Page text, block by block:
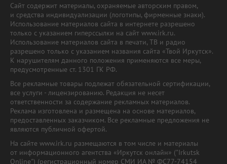
Сайт содержит материалы, охраняемые авторским правом,
и средства индивидуализации (логотипы, фирменные знаки).
Использование материалов сайта в интернете разрешено
только с указанием гиперссылки на сайт www.irk.ru.
Использование материалов сайта в печати, ТВ и радио
разрешено только с указанием названия сайта «Твой Иркутск».
К нарушителям данного положения применяются все меры,
предусмотренные ст. 1301 ГК РФ.
Все рекламные товары подлежат обязательной сертификации,
все услуги - лицензированию. Редакция не несет
ответственности за содержание рекламных материалов.
Реклама изготовлена и размещена на основе материалов,
предоставленных заказчиком. Все рекламные предложения не
являются публичной офертой.
На сайте www.irk.ru размещаются в том числе и материалы
от информационного агентства «Иркутск онлайн» ("Irkutsk
Online") (регистрационный номер СМИ ИА № ФС77-74154